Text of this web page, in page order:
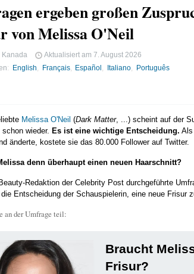
ergeben großen
von Melissa O'Neil
Kanada Aktualisiert am 7. August 2026
English Français Español Italiano Português
Melissa O'Neil (Dark Matter, ...) scheint auf der
wieder. Es ist eine wichtige Entscheidung. Als
änderte, kostete sie das 80.000 Follower auf Twitter.
denn überhaupt einen neuen Haarschnitt?
Redaktion der Celebrity Post durchgeführte
Entscheidung der Schauspielerin, eine neue Frisur
an der Umfrage teil:
Braucht
Frisur?